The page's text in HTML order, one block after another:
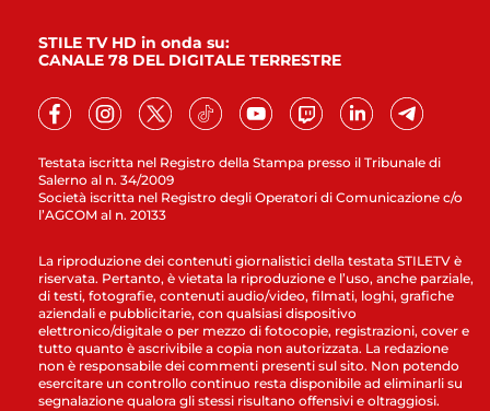
Testata iscritta nel Registro della Stampa presso il Tribunale di
Salerno al n. 34/2009
Società iscritta nel Registro degli Operatori di Comunicazione c/o
l’AGCOM al n. 20133
STILE TV HD in onda su:
CANALE 78 DEL DIGITALE TERRESTRE
La riproduzione dei contenuti giornalistici della testata STILETV è
riservata. Pertanto, è vietata la riproduzione e l’uso, anche parziale,
di testi, fotografie, contenuti audio/video, filmati, loghi, grafiche
aziendali e pubblicitarie, con qualsiasi dispositivo
elettronico/digitale o per mezzo di fotocopie, registrazioni, cover e
tutto quanto è ascrivibile a copia non autorizzata. La redazione
non è responsabile dei commenti presenti sul sito. Non potendo
esercitare un controllo continuo resta disponibile ad eliminarli su
segnalazione qualora gli stessi risultano offensivi e oltraggiosi.